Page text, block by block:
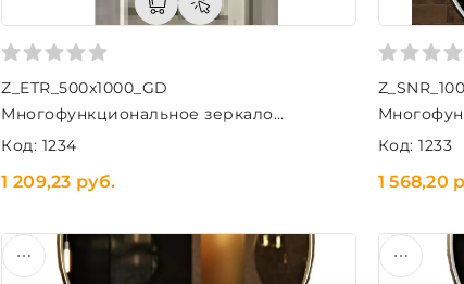
Z_ETR_500x1000_GD
Многофункциональное зеркало
ETRUSCAN 500х1000 (золото)
Код: 1234
1 209,23 руб.
Код: 1233
1 568,20